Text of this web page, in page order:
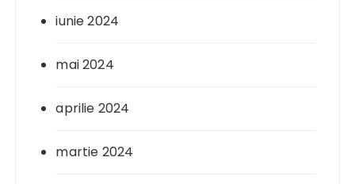
iunie 2024
mai 2024
aprilie 2024
martie 2024